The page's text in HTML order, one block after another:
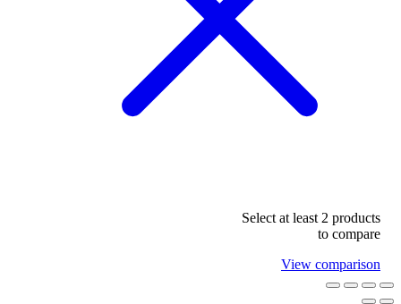
Select at least 2 products
to compare
View comparison